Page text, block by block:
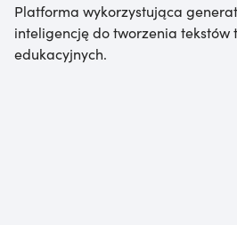
Platforma wykorzystująca
inteligencję do tworzenia tekstów
edukacyjnych.